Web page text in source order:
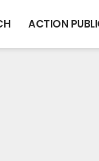
ACTION